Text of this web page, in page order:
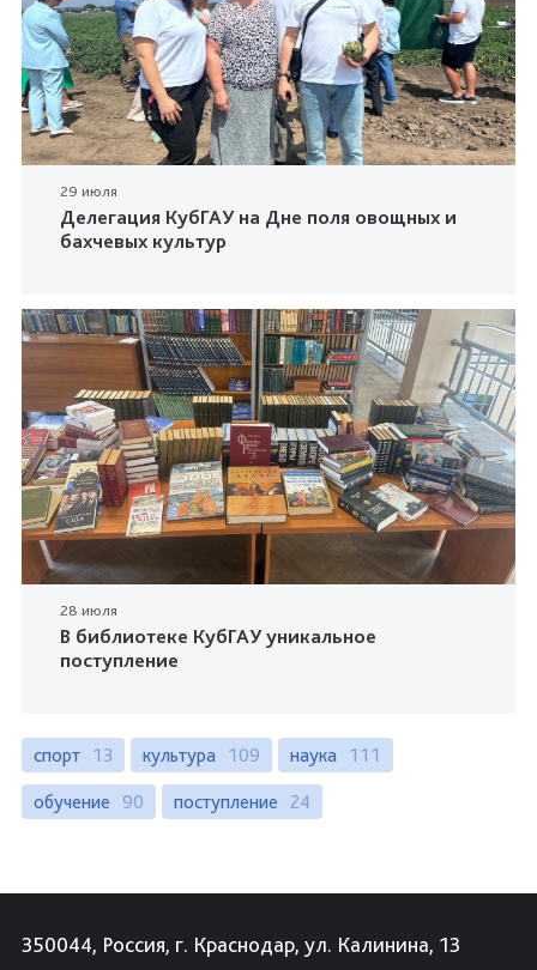
29 июля
Делегация КубГАУ на Дне поля овощных и
бахчевых культур
28 июля
В библиотеке КубГАУ уникальное
поступление
спорт 13 культура 109 наука 111
обучение 90 поступление 24
350044, Россия, г. Краснодар, ул. Калинина, 13